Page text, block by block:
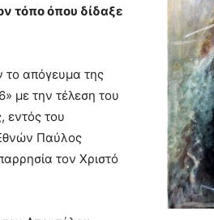
τόπο όπου δίδαξε
το απόγευμα της
με την τέλεση του
εντός του
Παύλος
τον Χριστό